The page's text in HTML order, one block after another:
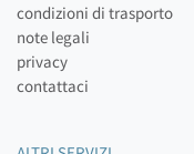
condizioni di trasporto
note legali
privacy
contattaci